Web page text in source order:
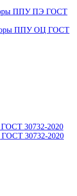
ППУ ПЭ ГОСТ
ППУ ОЦ ГОСТ
30732-2020
30732-2020